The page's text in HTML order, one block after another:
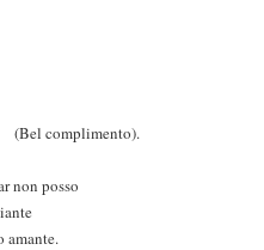
non posso
amante.